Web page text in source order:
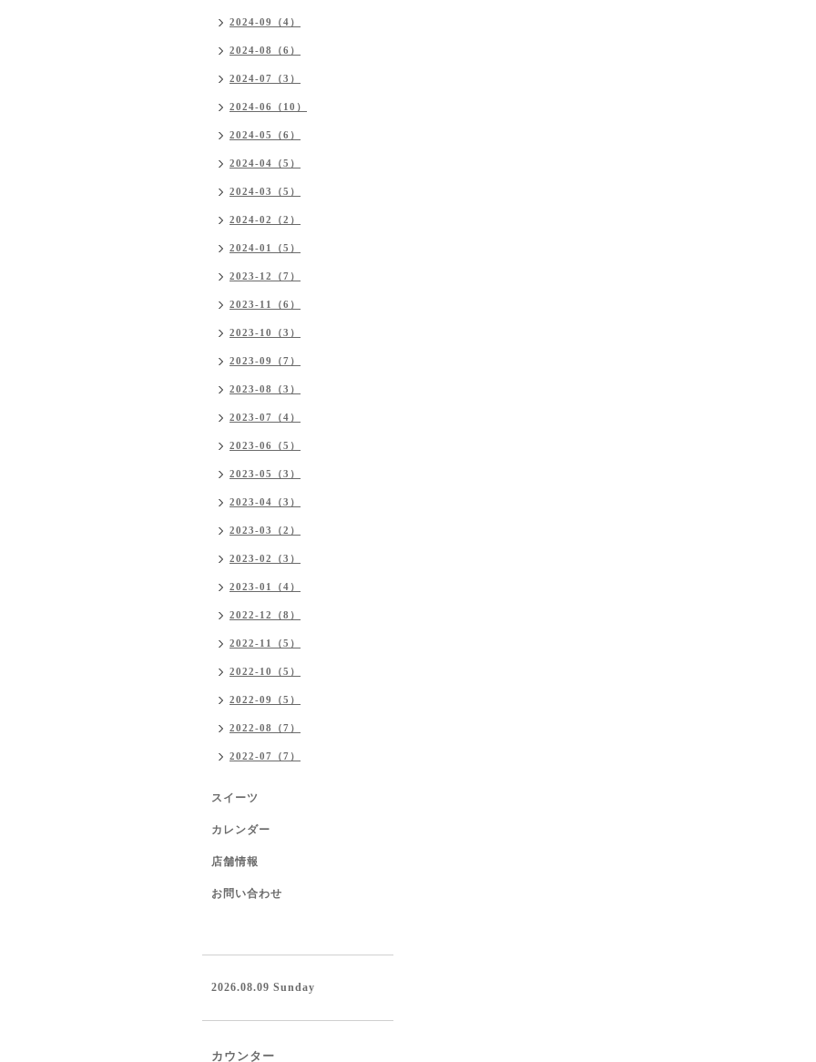
2024-09（4）
2024-08（6）
2024-07（3）
2024-06（10）
2024-05（6）
2024-04（5）
2024-03（5）
2024-02（2）
2024-01（5）
2023-12（7）
2023-11（6）
2023-10（3）
2023-09（7）
2023-08（3）
2023-07（4）
2023-06（5）
2023-05（3）
2023-04（3）
2023-03（2）
2023-02（3）
2023-01（4）
2022-12（8）
2022-11（5）
2022-10（5）
2022-09（5）
2022-08（7）
2022-07（7）
スイーツ
カレンダー
店舗情報
お問い合わせ
2026.08.09 Sunday
カウンター